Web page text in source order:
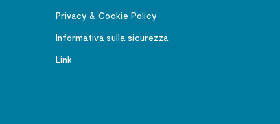
Privacy & Cookie Policy
Informativa sulla sicurezza
Link